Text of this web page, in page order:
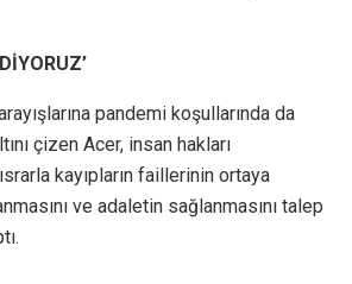
pandemi koşullarında da
çizen Acer, insan hakları
kayıpların faillerinin ortaya
ve adaletin sağlanmasını talep